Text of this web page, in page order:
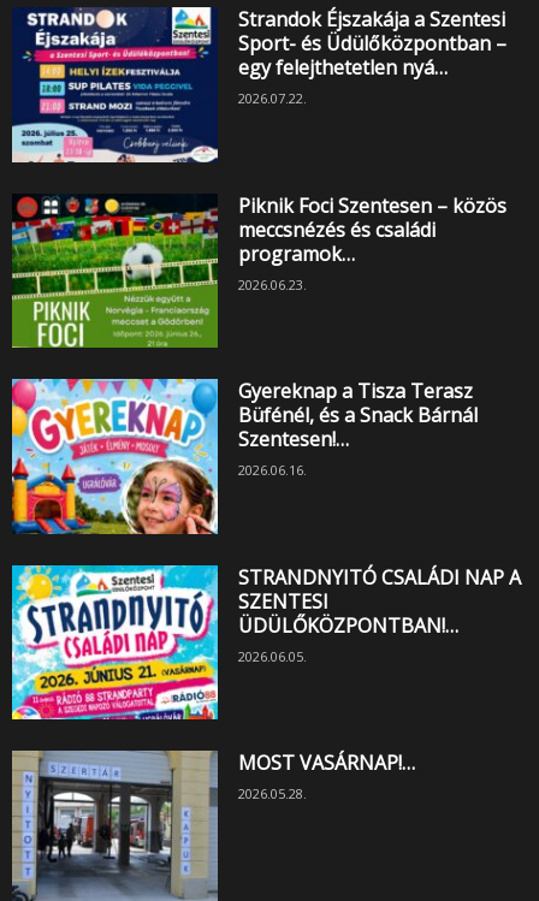
Strandok Éjszakája a Szentesi
Sport- és Üdülőközpontban –
egy felejthetetlen nyá…
2026.07.22.
Piknik Foci Szentesen – közös
meccsnézés és családi
programok…
2026.06.23.
Gyereknap a Tisza Terasz
Büfénél, és a Snack Bárnál
Szentesen!…
2026.06.16.
STRANDNYITÓ CSALÁDI NAP A
SZENTESI
ÜDÜLŐKÖZPONTBAN!…
2026.06.05.
MOST VASÁRNAP!…
2026.05.28.